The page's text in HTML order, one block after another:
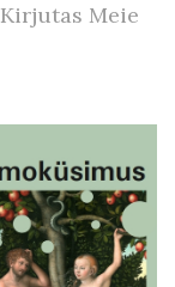
Kirjutas Meie